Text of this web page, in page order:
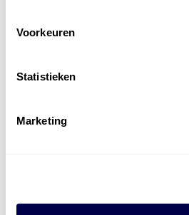
Voorkeuren
Statistieken
Marketing